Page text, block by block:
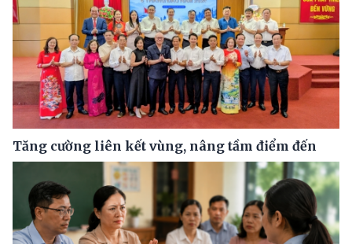
Tăng cường liên kết vùng, nâng tầm điểm đến